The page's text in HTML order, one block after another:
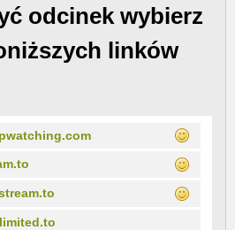
odcinek wybierz
linków